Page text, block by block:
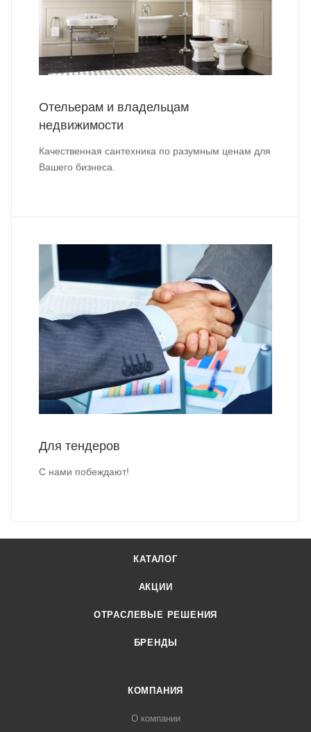
Отельерам и владельцам
недвижимости
Качественная сантехника по разумным ценам для
Вашего бизнеса.
Для тендеров
С нами побеждают!
КАТАЛОГ
АКЦИИ
ОТРАСЛЕВЫЕ РЕШЕНИЯ
БРЕНДЫ
КОМПАНИЯ
О компании